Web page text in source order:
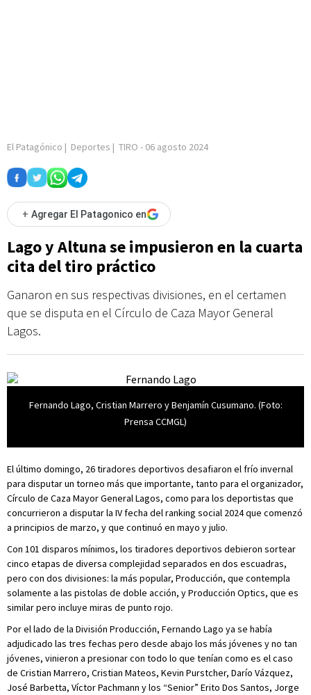
El Patagónico | Deportes | TIRO - 06 agosto 2024
+ Agregar El Patagonico en
Lago y Altuna se impusieron en la cuarta
cita del tiro práctico
Ganaron en sus respectivas divisiones, en el certamen
que se disputa en el Círculo de Caza Mayor General
Lagos.
Fernando Lago, Cristian Marrero y Benjamín Cusumano. (Foto:
Prensa CCMGL)
El último domingo, 26 tiradores deportivos desafiaron el frío invernal
para disputar un torneo más que importante, tanto para el organizador,
Círculo de Caza Mayor General Lagos, como para los deportistas que
concurrieron a disputar la IV fecha del ranking social 2024 que comenzó
a principios de marzo, y que continuó en mayo y julio.
Con 101 disparos mínimos, los tiradores deportivos debieron sortear
cinco etapas de diversa complejidad separados en dos escuadras,
pero con dos divisiones: la más popular, Producción, que contempla
solamente a las pistolas de doble acción, y Producción Optics, que es
similar pero incluye miras de punto rojo.
Por el lado de la División Producción, Fernando Lago ya se había
adjudicado las tres fechas pero desde abajo los más jóvenes y no tan
jóvenes, vinieron a presionar con todo lo que tenían como es el caso
de Cristian Marrero, Cristian Mateos, Kevin Purstcher, Darío Vázquez,
José Barbetta, Víctor Pachmann y los “Senior” Erito Dos Santos, Jorge